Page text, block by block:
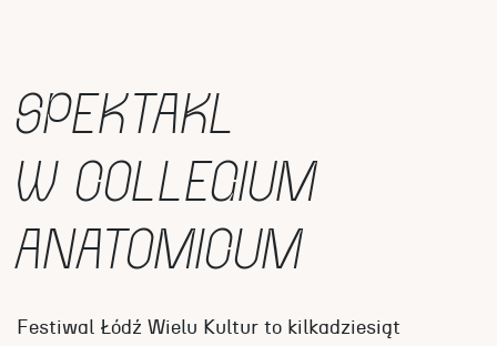
SPEKTAKL
W COLLEGIUM
ANATOMICUM
Festiwal Łódź Wielu Kultur to kilkadziesiąt